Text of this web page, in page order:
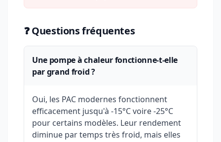
❓ Questions fréquentes
Une pompe à chaleur fonctionne-t-elle
par grand froid ?
Oui, les PAC modernes fonctionnent
efficacement jusqu'à -15°C voire -25°C
pour certains modèles. Leur rendement
diminue par temps très froid, mais elles